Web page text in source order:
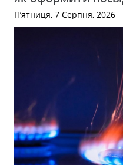
П’ятниця, 7 Серпня, 2026